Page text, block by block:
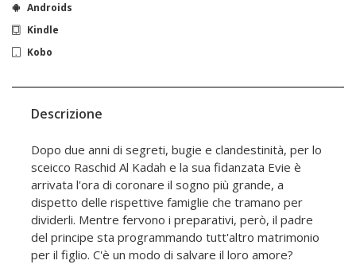
Androids
Kindle
Kobo
Descrizione
Dopo due anni di segreti, bugie e clandestinità, per lo
sceicco Raschid Al Kadah e la sua fidanzata Evie è
arrivata l'ora di coronare il sogno più grande, a
dispetto delle rispettive famiglie che tramano per
dividerli. Mentre fervono i preparativi, però, il padre
del principe sta programmando tutt'altro matrimonio
per il figlio. C'è un modo di salvare il loro amore?